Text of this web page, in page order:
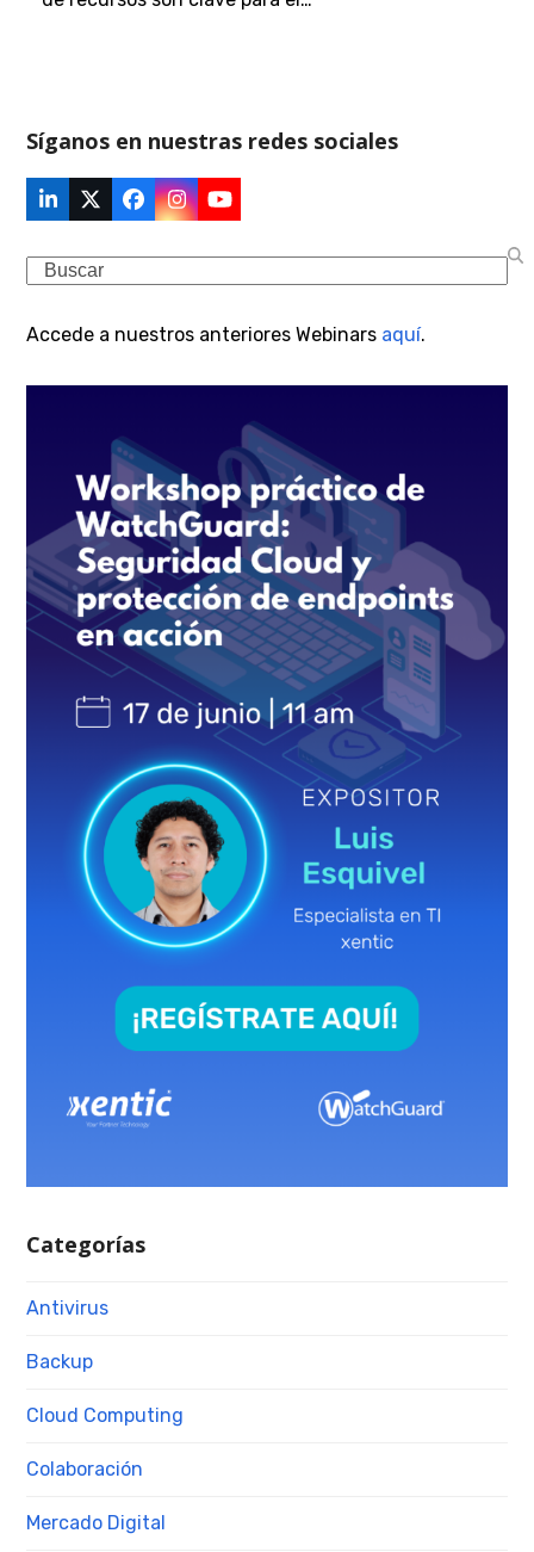
Síganos en nuestras redes sociales
LinkedIn
Twitter
(deprecated)
Facebook
Instagram
YouTube
Search
Accede a nuestros anteriores Webinars aquí.
Categorías
Antivirus
Backup
Cloud Computing
Colaboración
Mercado Digital